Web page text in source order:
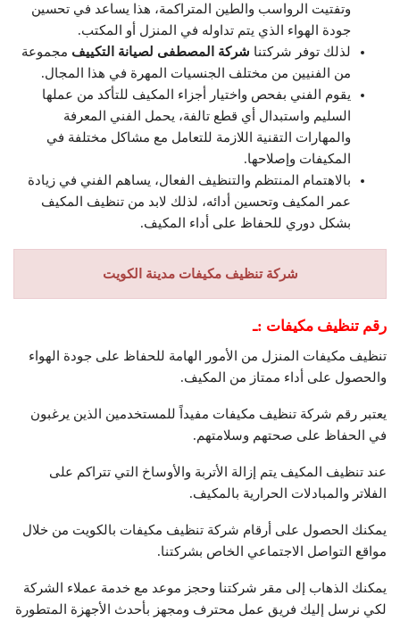
وتفتيت الرواسب والطين المتراكمة، هذا يساعد في تحسين
جودة الهواء الذي يتم تداوله في المنزل أو المكتب.
لذلك توفر شركتنا شركة المصطفى لصيانة التكييف مجموعة
من الفنيين من مختلف الجنسيات المهرة في هذا المجال.
يقوم الفني بفحص واختيار أجزاء المكيف للتأكد من عملها
السليم واستبدال أي قطع تالفة، يحمل الفني المعرفة
والمهارات التقنية اللازمة للتعامل مع مشاكل مختلفة في
المكيفات وإصلاحها.
بالاهتمام المنتظم والتنظيف الفعال، يساهم الفني في زيادة
عمر المكيف وتحسين أدائه، لذلك لابد من تنظيف المكيف
بشكل دوري للحفاظ على أداء المكيف.
شركة تنظيف مكيفات مدينة الكويت
رقم تنظيف مكيفات :ـ
تنظيف مكيفات المنزل من الأمور الهامة للحفاظ على جودة الهواء
والحصول على أداء ممتاز من المكيف.
يعتبر رقم شركة تنظيف مكيفات مفيداً للمستخدمين الذين يرغبون
في الحفاظ على صحتهم وسلامتهم.
عند تنظيف المكيف يتم إزالة الأتربة والأوساخ التي تتراكم على
الفلاتر والمبادلات الحرارية بالمكيف.
يمكنك الحصول على أرقام شركة تنظيف مكيفات بالكويت من خلال
مواقع التواصل الاجتماعي الخاص بشركتنا.
يمكنك الذهاب إلى مقر شركتنا وحجز موعد مع خدمة عملاء الشركة
لكي نرسل إليك فريق عمل محترف ومجهز بأحدث الأجهزة المتطورة